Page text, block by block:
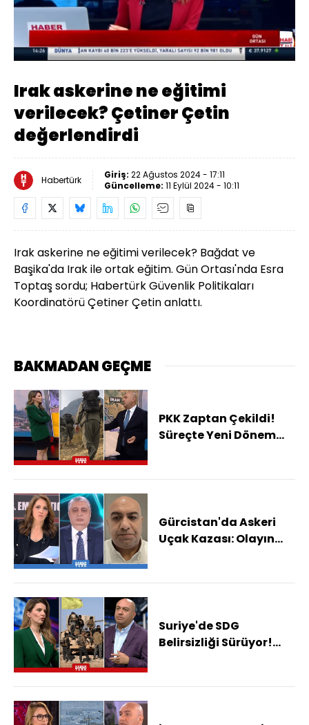
Sesi
Aç
Yüklendi
6.66%
Oynatma
Hızı
Irak askerine ne eğitimi
verilecek? Çetiner Çetin
değerlendirdi
Habertürk Giriş: 22 Ağustos 2024 - 17:11
Güncelleme: 11 Eylül 2024 - 10:11
Irak askerine ne eğitimi verilecek? Bağdat ve
Başika'da Irak ile ortak eğitim. Gün Ortası'nda Esra
Toptaş sordu; Habertürk Güvenlik Politikaları
Koordinatörü Çetiner Çetin anlattı.
BAKMADAN GEÇME
PKK Zaptan Çekildi!
Süreçte Yeni Dönem
Gürcistan'da Askeri
Uçak Kazası: Olayın
Suriye'de SDG
Belirsizliği Sürüyor!
Yanaşmıyor?